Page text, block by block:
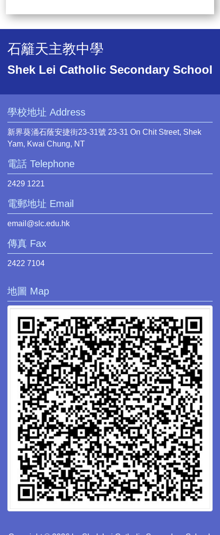
石籬天主教中學
Shek Lei Catholic Secondary School
學校地址 Address
新界葵涌石蔭安捷街23-31號 23-31 On Chit Street, Shek
Yam, Kwai Chung, NT
電話 Telephone
2429 1221
電郵地址 Email
email@slc.edu.hk
傳真 Fax
2422 7104
地圖 Map